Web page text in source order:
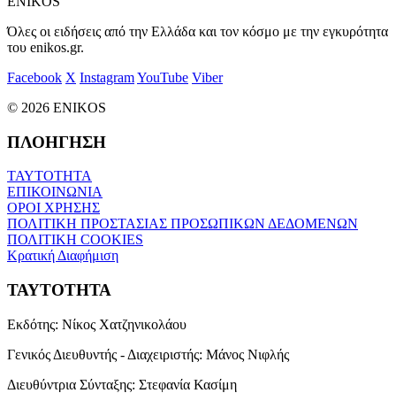
Όλες οι ειδήσεις από την Ελλάδα και τον κόσμο με την εγκυρότητα
του enikos.gr.
Facebook X InstagramYouTube Viber
© 2026 ENIKOS
ΠΛΟΗΓΗΣΗ
ΤΑΥΤΟΤΗΤΑ
ΕΠΙΚΟΙΝΩΝΙΑ
ΟΡΟΙ ΧΡΗΣΗΣ
ΠΟΛΙΤΙΚΗ ΠΡΟΣΤΑΣΙΑΣ ΠΡΟΣΩΠΙΚΩΝ ΔΕΔΟΜΕΝΩΝ
ΠΟΛΙΤΙΚΗ COOKIES
Κρατική Διαφήμιση
ΤΑΥΤΟΤΗΤΑ
Εκδότης: Νίκος Χατζηνικολάου
Γενικός Διευθυντής - Διαχειριστής: Μάνος Νιφλής
Διευθύντρια Σύνταξης: Στεφανία Κασίμη